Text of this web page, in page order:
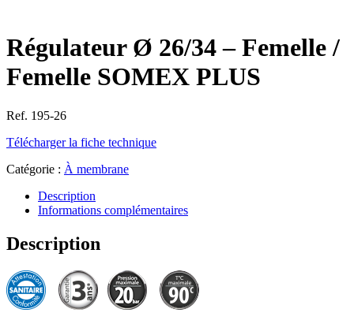
Régulateur Ø 26/34 – Femelle /
Femelle SOMEX PLUS
Ref. 195-26
Télécharger la fiche technique
Catégorie : À membrane
Description
Informations complémentaires
Description